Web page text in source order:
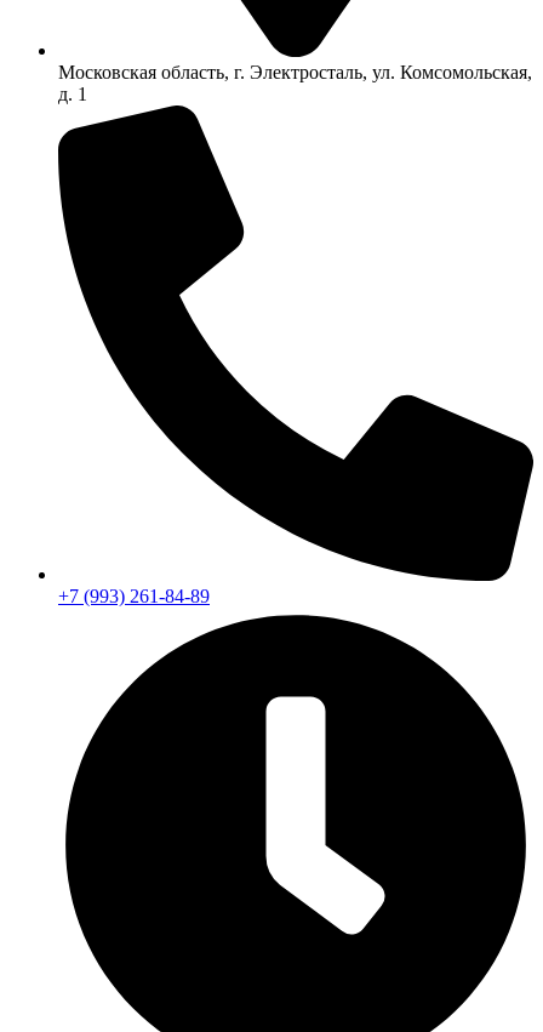
Московская область, г. Электросталь, ул. Комсомольская,
д. 1
+7 (993) 261-84-89